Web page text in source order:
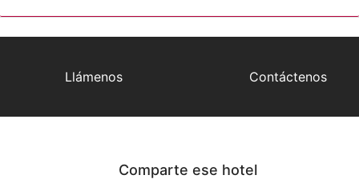
Llámenos Contáctenos
Comparte ese hotel